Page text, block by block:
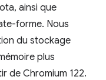
ainsi que
forme. Nous
du stockage
plus
de Chromium 122.